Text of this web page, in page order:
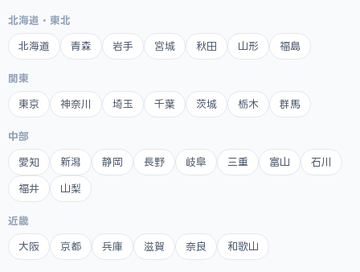
北海道・東北
北海道 青森 岩手 宮城 秋田 山形 福島
関東
東京 神奈川 埼玉 千葉 茨城 栃木 群馬
中部
愛知 新潟 静岡 長野 岐阜 三重 富山 石川
福井 山梨
近畿
大阪 京都 兵庫 滋賀 奈良 和歌山